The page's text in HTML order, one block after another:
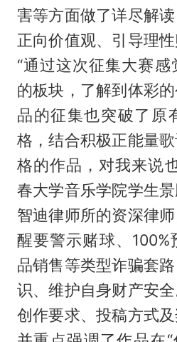
害等方面做了详尽解
正向价值观、引导理
“通过这次征集大赛
的板块，了解到体彩
品的征集也突破了原
格，结合积极正能量
格的作品，对我来说
春大学音乐学院学生
智迪律师所的资深律
醒要警示赌球、
品销售等类型诈骗套
识、维护自身财产安
创作要求、投稿方式